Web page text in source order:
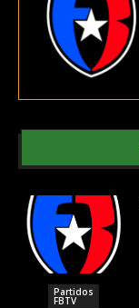
Partidos
FBTV